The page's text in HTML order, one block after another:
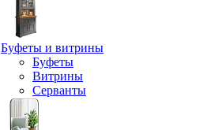
Буфеты и витрины
Буфеты
Витрины
Серванты